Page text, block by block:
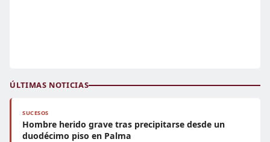
ÚLTIMAS NOTICIAS
SUCESOS
Hombre herido grave tras precipitarse desde un
duodécimo piso en Palma